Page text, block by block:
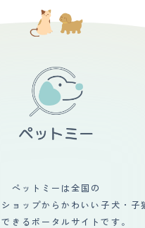
ペットミーは全国の
ョップからかわいい子犬・子
きるポータルサイトです。